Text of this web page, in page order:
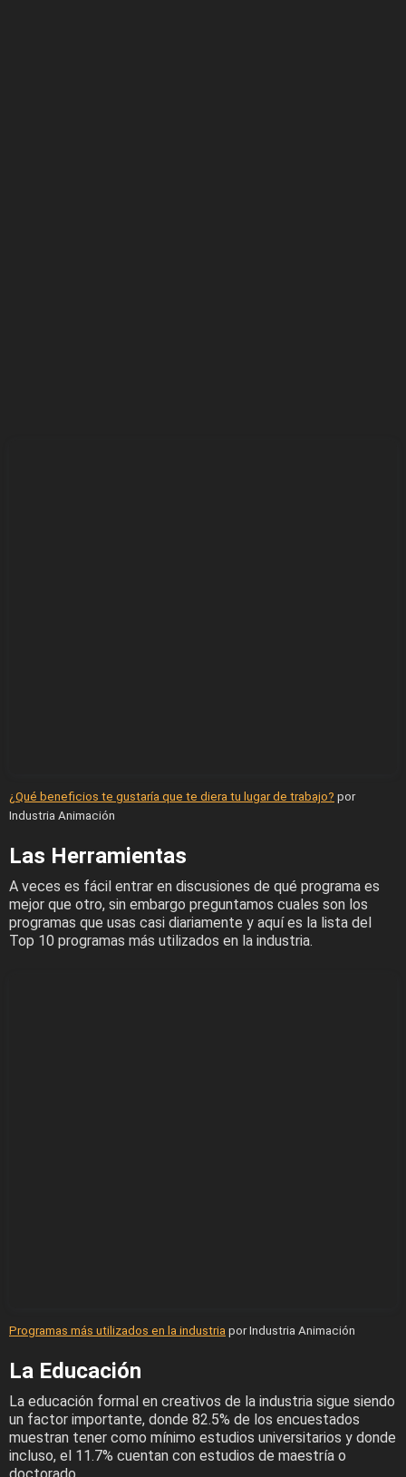
¿Qué beneficios te gustaría que te diera tu lugar de trabajo? por
Industria Animación
Las Herramientas
A veces es fácil entrar en discusiones de qué programa es
mejor que otro, sin embargo preguntamos cuales son los
programas que usas casi diariamente y aquí es la lista del
Top 10 programas más utilizados en la industria.
Programas más utilizados en la industria por Industria Animación
La Educación
La educación formal en creativos de la industria sigue siendo
un factor importante, donde 82.5% de los encuestados
muestran tener como mínimo estudios universitarios y donde
incluso, el 11.7% cuentan con estudios de maestría o